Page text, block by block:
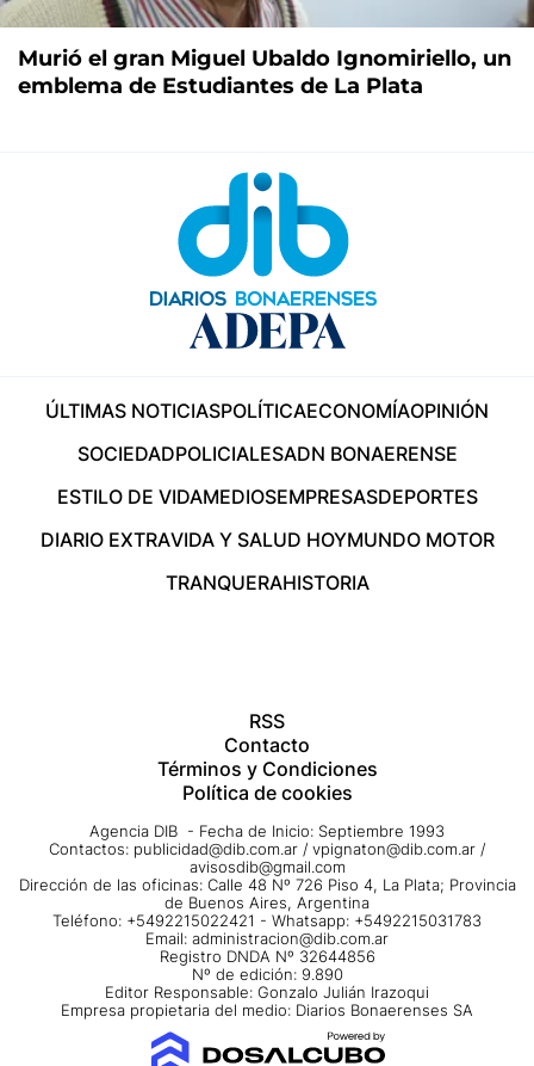
Murió el gran Miguel Ubaldo Ignomiriello, un
emblema de Estudiantes de La Plata
ÚLTIMAS NOTICIASPOLÍTICAECONOMÍAOPINIÓN
SOCIEDADPOLICIALESADN BONAERENSE
ESTILO DE VIDAMEDIOSEMPRESASDEPORTES
DIARIO EXTRAVIDA Y SALUD HOYMUNDO MOTOR
TRANQUERAHISTORIA
RSS
Contacto
Términos y Condiciones
Política de cookies
Agencia DIB - Fecha de Inicio: Septiembre 1993
Contactos: publicidad@dib.com.ar / vpignaton@dib.com.ar /
avisosdib@gmail.com
Dirección de las oficinas: Calle 48 Nº 726 Piso 4, La Plata; Provincia
de Buenos Aires, Argentina
Teléfono: +5492215022421 - Whatsapp: +5492215031783
Email: administracion@dib.com.ar
Registro DNDA Nº 32644856
Nº de edición: 9.890
Editor Responsable: Gonzalo Julián Irazoqui
Empresa propietaria del medio: Diarios Bonaerenses SA